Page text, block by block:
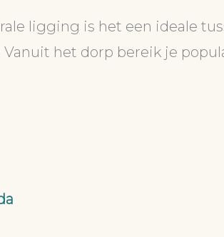
ligging is het een ideale
Vanuit het dorp bereik je